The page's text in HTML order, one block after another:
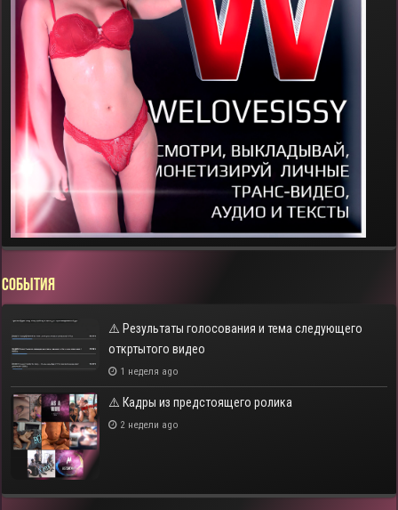
СОБЫТИЯ
⚠️ Результаты голосования и тема следующего
откртытого видео
1 неделя ago
⚠️ Кадры из предстоящего ролика
2 недели ago